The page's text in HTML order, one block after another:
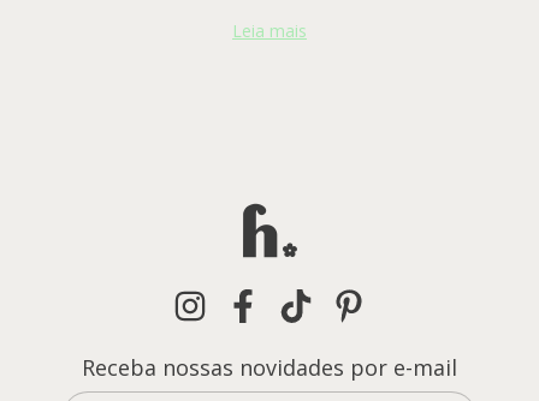
e transforme seus looks com qualidade e estilo. 🤎
Leia mais
Receba nossas novidades por e-mail